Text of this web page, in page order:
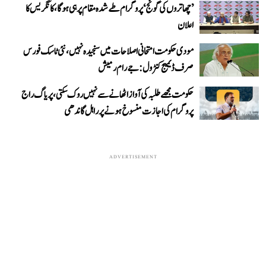
’چھاتروں کی گونج‘ پروگرام طے شدہ مقام پر ہی ہوگا، کانگریس کا
اعلان
مودی حکومت امتحانی اصلاحات میں سنجیدہ نہیں، نئی ٹاسک فورس
صرف ڈیمیج کنٹرول: جے رام رمیش
حکومت مجھے طلبہ کی آواز اٹھانے سے نہیں روک سکتی، پریاگ راج
پروگرام کی اجازت منسوخ ہونے پر راہل گاندھی
ADVERTISEMENT